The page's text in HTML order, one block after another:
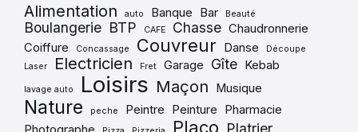
Alimentation auto Banque Bar Beauté
Boulangerie BTP CAFE Chasse Chaudronnerie
Coiffure
Concassage Couvreur Danse
Découpe
Laser
Electricien Fret Garage Gîte Kebab
lavage auto Loisirs Maçon Musique
Nature peche Peintre Peinture
Pharmacie
Placo Platrier